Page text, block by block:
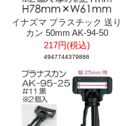
イナズマ プラスチック 送り
カン 50mm AK-94-50
217円(税込)
4947744379886